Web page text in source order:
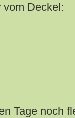
Deckel:
Tage noch